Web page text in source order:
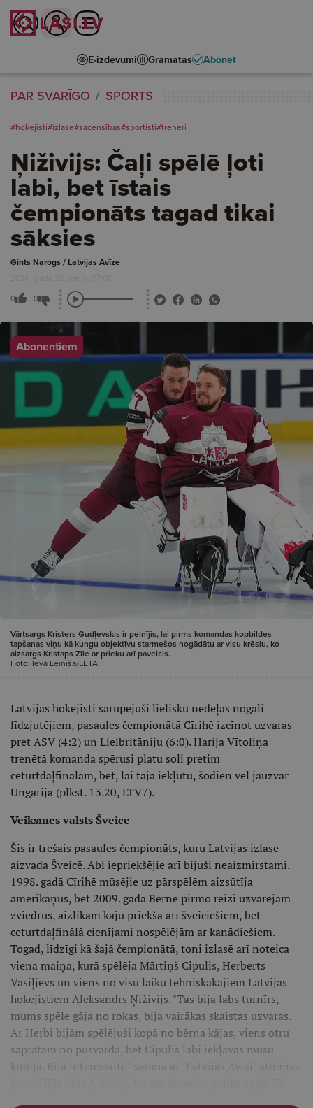
E-izdevumi Grāmatas Abonēt
PAR SVARĪGO SPORTS
#hokejisti#izlase#sacensības#sportisti#treneri
Ņiživijs: Čaļi spēlē ļoti
labi, bet īstais
čempionāts tagad tikai
sāksies
Gints Narogs / Latvijas Avīze
2026. gada 26. maijs, 07:00
0 0
Abonentiem
Vārtsargs Kristers Gudļevskis ir pelnījis, lai pirms komandas kopbildes
tapšanas viņu kā kungu objektīvu starmešos nogādātu ar visu krēslu, ko
aizsargs Kristaps Zīle ar prieku arī paveicis.
Foto: Ieva Leiniša/LETA
Latvijas hokejisti sarūpējuši lielisku nedēļas nogali
līdzjutējiem, pasaules čempionātā Cīrihē izcīnot uzvaras
pret ASV (4:2) un Lielbritāniju (6:0). Harija Vītoliņa
trenētā komanda spērusi platu soli pretim
ceturtdaļfinālam, bet, lai tajā iekļūtu, šodien vēl jāuzvar
Ungārija (plkst. 13.20, LTV7).
Veiksmes valsts Šveice
Šis ir trešais pasaules čempionāts, kuru Latvijas izlase
aizvada Šveicē. Abi iepriekšējie arī bijuši neaizmirstami.
1998. gadā Cīrihē mūsējie uz pārspēlēm aizsūtīja
amerikāņus, bet 2009. gadā Bernē pirmo reizi uzvarējām
zviedrus, aizlikām kāju priekšā arī šveiciešiem, bet
ceturtdaļfinālā cienījami nospēlējām ar kanādiešiem.
Togad, līdzīgi kā šajā čempionātā, toni izlasē arī noteica
viena maiņa, kurā spēlēja Mārtiņš Cipulis, Herberts
Vasiļjevs un viens no visu laiku tehniskākajiem Latvijas
hokejistiem Aleksandrs Ņiživijs. "Tas bija labs turnīrs,
mums spēle gāja no rokas, bija vairākas skaistas uzvaras.
Ar Herbi bijām spēlējuši kopā no bērna kājas, viens otru
sapratām no pusvārda, bet Cipulis labi iekļāvās mūsu
ķīmijā. Bija interesanti," sarunā ar "Latvijas Avīzi" atmiņās